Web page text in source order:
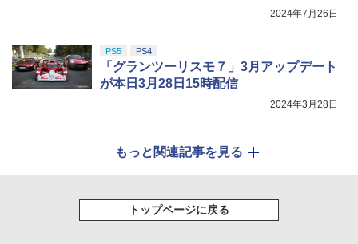
2024年7月26日
PS5 PS4
「グランツーリスモ７」3月アップデート
が本日3月28日15時配信
2024年3月28日
もっと関連記事を見る
トップページに戻る